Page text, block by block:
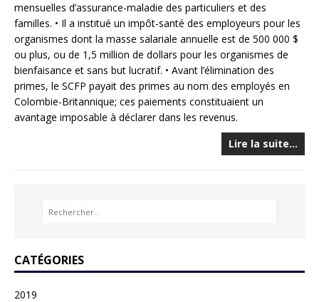
mensuelles d’assurance-maladie des particuliers et des
familles. • Il a institué un impôt-santé des employeurs pour les
organismes dont la masse salariale annuelle est de 500 000 $
ou plus, ou de 1,5 million de dollars pour les organismes de
bienfaisance et sans but lucratif. • Avant l’élimination des
primes, le SCFP payait des primes au nom des employés en
Colombie-Britannique; ces paiements constituaient un
avantage imposable à déclarer dans les revenus.
Lire la suite…
CATÉGORIES
2019